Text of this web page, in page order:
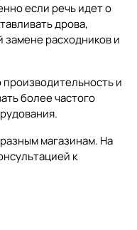
если речь идет о
дрова,
расходников и
и
более частого
магазинам. На
к